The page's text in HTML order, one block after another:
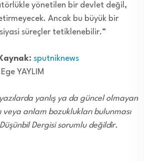
yönetilen bir devlet değil,
Ancak bu büyük bir
süreçler tetiklenebilir.”
sputniknews
YAYLIM
yazılarda yanlış ya da güncel olmayan
anlam bozuklukları bulunması
Dergisi sorumlu değildir.